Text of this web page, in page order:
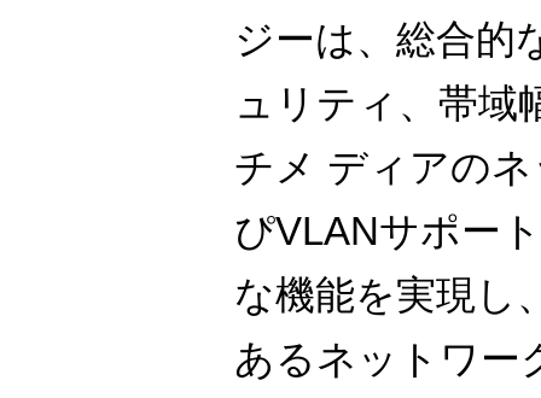
ジーは、総合的
ュリティ、帯域
チメ ディアの
ぴVLANサポー
な機能を実現し
あるネットワー